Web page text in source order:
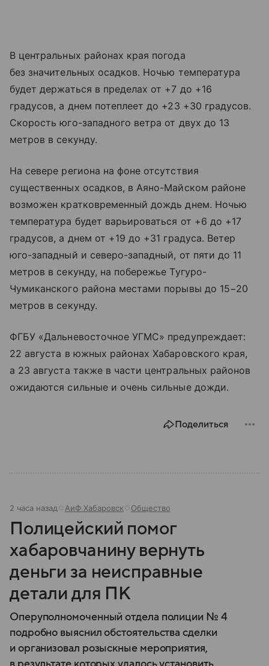
В центральных районах края погода
без значительных осадков. Ночью температура
будет держаться в пределах от +7 до +16
градусов, а днем потеплеет до +23 +30 градусов.
Скорость юго-западного ветра от двух до 13
метров в секунду.
На севере региона на фоне отсутствия
существенных осадков, в Аяно-Майском районе
возможен кратковременный дождь днем. Ночью
температура будет варьироваться от +6 до +17
градусов, а днем от +19 до +31 градуса. Ветер
юго-западный и северо-западный, от пяти до 11
метров в секунду, на побережье Тугуро-
Чумиканского района местами порывы до 15−20
метров в секунду.
ФГБУ «Дальневосточное УГМС» предупреждает:
22 августа в южных районах Хабаровского края,
а 23 августа также в части центральных районов
ожидаются сильные и очень сильные дожди.
Поделиться
2 часа назад АиФ Хабаровск Общество
Полицейский помог
хабаровчанину вернуть
деньги за неисправные
детали для ПК
Оперуполномоченный отдела полиции № 4
подробно выяснил обстоятельства сделки
и организовал розыскные мероприятия,